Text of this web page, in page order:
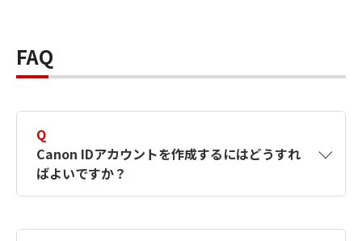
FAQ
Q
Canon IDアカウントを作成するにはどうすれ
ばよいですか？